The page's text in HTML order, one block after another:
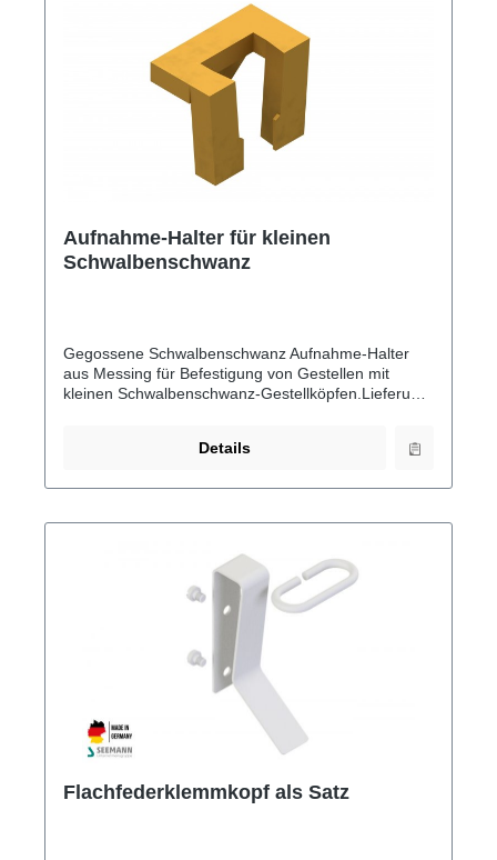
Aufnahme-Halter für kleinen
Schwalbenschwanz
Gegossene Schwalbenschwanz Aufnahme-Halter
aus Messing für Befestigung von Gestellen mit
kleinen Schwalbenschwanz-Gestellköpfen.Lieferung
Details
Flachfederklemmkopf als Satz